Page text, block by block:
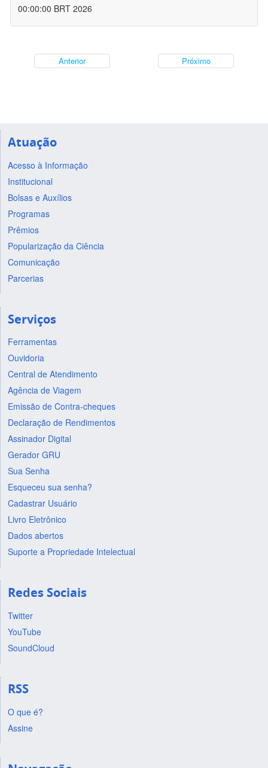
00:00:00 BRT 2026
Anterior Próximo
Atuação
Acesso à Informação
Institucional
Bolsas e Auxílios
Programas
Prêmios
Popularização da Ciência
Comunicação
Parcerias
Serviços
Ferramentas
Ouvidoria
Central de Atendimento
Agência de Viagem
Emissão de Contra-cheques
Declaração de Rendimentos
Assinador Digital
Gerador GRU
Sua Senha
Esqueceu sua senha?
Cadastrar Usuário
Livro Eletrônico
Dados abertos
Suporte a Propriedade Intelectual
Redes Sociais
Twitter
YouTube
SoundCloud
RSS
O que é?
Assine